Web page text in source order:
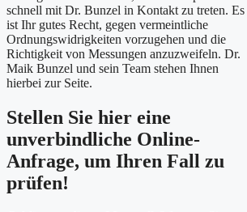
schnell mit Dr. Bunzel in Kontakt zu treten. Es
ist Ihr gutes Recht, gegen vermeintliche
Ordnungswidrigkeiten vorzugehen und die
Richtigkeit von Messungen anzuzweifeln. Dr.
Maik Bunzel und sein Team stehen Ihnen
hierbei zur Seite.
Stellen Sie hier eine
unverbindliche Online-
Anfrage, um Ihren Fall zu
prüfen!